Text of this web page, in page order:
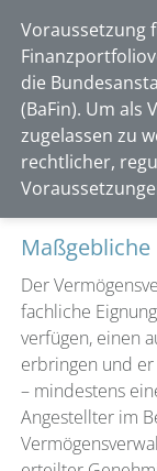
Voraussetzung
die
(BaFin). Um als
zugelassen zu
rechtlicher,
Der
fachliche
verfügen, einen
erbringen und er
– mindestens
Angestellter im